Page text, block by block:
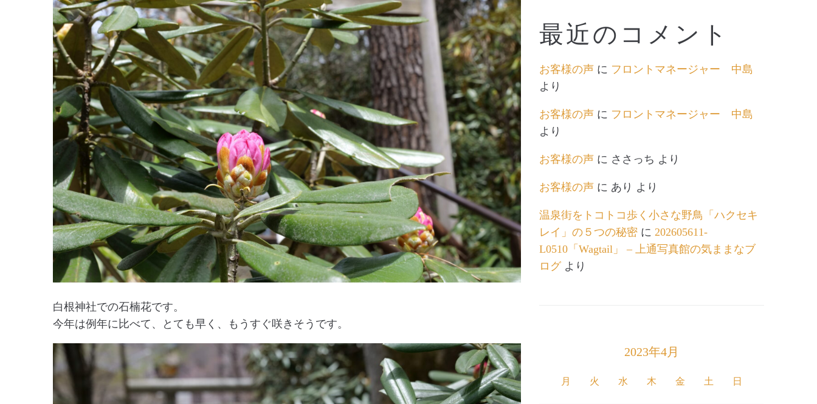
白根神社での石楠花です。
今年は例年に比べて、とても早く、もうすぐ咲きそうです。
最近のコメント
お客様の声 に フロントマネージャー 中島
より
お客様の声 に フロントマネージャー 中島
より
お客様の声 に ささっち より
お客様の声 に あり より
温泉街をトコトコ歩く小さな野鳥「ハクセキ
レイ」の５つの秘密 に 202605611-
L0510「Wagtail」 – 上通写真館の気ままなブ
ログより
2023年4月
月 火 水 木 金 土 日